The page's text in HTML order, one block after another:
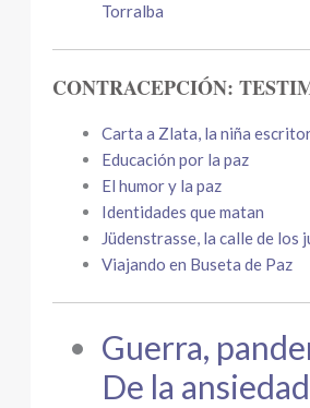
Torralba
CONTRACEPCIÓN:
Carta a Zlata, la niña
Educación por la paz
El humor y la paz
Identidades que matan
Jüdenstrasse, la calle de los
Viajando en Buseta de Paz
Guerra,
De la